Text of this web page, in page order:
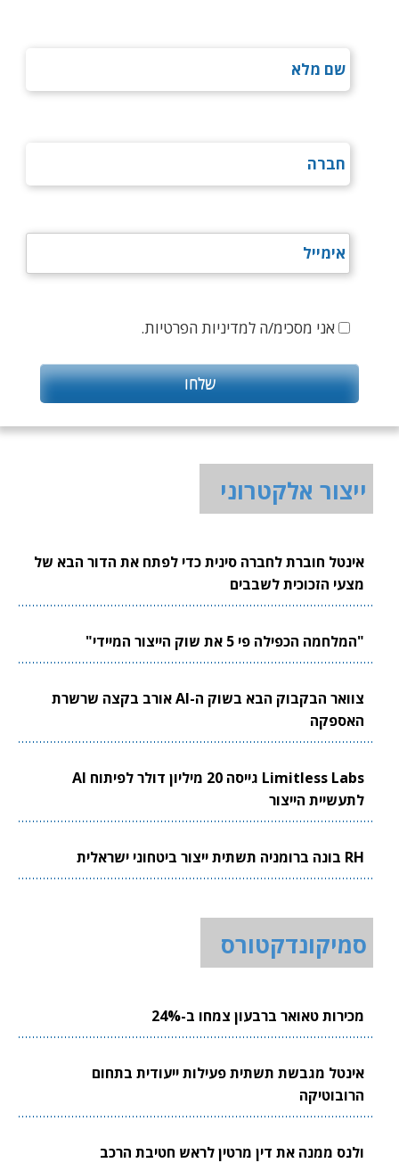
אני מסכימ/ה למדיניות הפרטיות.
ייצור אלקטרוני
אינטל חוברת לחברה סינית כדי לפתח את הדור הבא של
מצעי הזכוכית לשבבים
"המלחמה הכפילה פי 5 את שוק הייצור המיידי"
צוואר הבקבוק הבא בשוק ה-AI אורב בקצה שרשרת
האספקה
Limitless Labs גייסה 20 מיליון דולר לפיתוח AI
לתעשיית הייצור
RH בונה ברומניה תשתית ייצור ביטחוני ישראלית
סמיקונדקטורס
מכירות טאואר ברבעון צמחו ב-24%
אינטל מגבשת תשתית פעילות ייעודית בתחום
הרובוטיקה
ולנס ממנה את דין מרטין לראש חטיבת הרכב